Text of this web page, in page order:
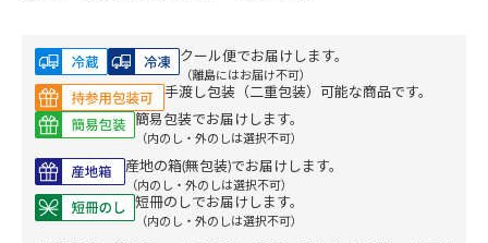
クール便でお届けします。
（離島にはお届け不可）
手渡し包装（二重包装）可能な商品です。
簡易包装でお届けします。
（内のし・外のしは選択不可）
産地の箱(無包装)でお届けします。
（内のし・外のしは選択不可）
短冊のしでお届けします。
（内のし・外のしは選択不可）